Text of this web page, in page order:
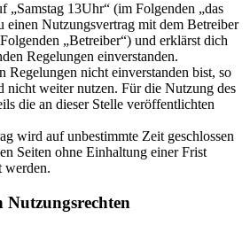
„Samstag 13Uhr“ (im Folgenden „das
einen Nutzungsvertrag mit dem Betreiber
„Betreiber“) und erklärst dich
Regelungen einverstanden.
Regelungen nicht einverstanden bist, so
nicht weiter nutzen. Für die Nutzung des
die an dieser Stelle veröffentlichten
wird auf unbestimmte Zeit geschlossen
Seiten ohne Einhaltung einer Frist
werden.